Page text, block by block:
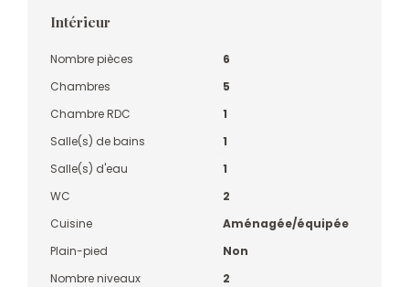
Intérieur
Nombre pièces
6
Chambres
5
Chambre RDC
1
Salle(s) de bains
1
Salle(s) d'eau
1
WC
2
Cuisine
Aménagée/équipée
Plain-pied
Non
Nombre niveaux
2